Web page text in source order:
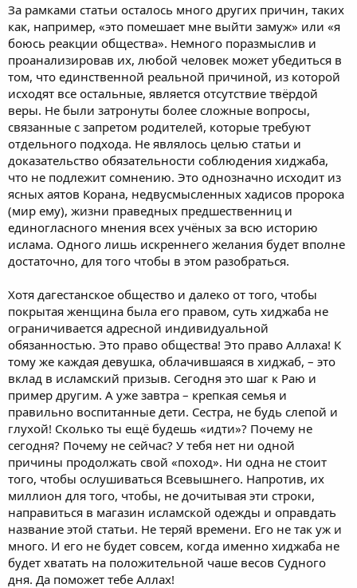
За рамками статьи осталось много других причин, таких
как, например, «это помешает мне выйти замуж» или «я
боюсь реакции общества». Немного поразмыслив и
проанализировав их, любой человек может убедиться в
том, что единственной реальной причиной, из которой
исходят все остальные, является отсутствие твёрдой
веры. Не были затронуты более сложные вопросы,
связанные с запретом родителей, которые требуют
отдельного подхода. Не являлось целью статьи и
доказательство обязательности соблюдения хиджаба,
что не подлежит сомнению. Это однозначно исходит из
ясных аятов Корана, недвусмысленных хадисов пророка
(мир ему), жизни праведных предшественниц и
единогласного мнения всех учёных за всю историю
ислама. Одного лишь искреннего желания будет вполне
достаточно, для того чтобы в этом разобраться.
Хотя дагестанское общество и далеко от того, чтобы
покрытая женщина была его правом, суть хиджаба не
ограничивается адресной индивидуальной
обязанностью. Это право общества! Это право Аллаха! К
тому же каждая девушка, облачившаяся в хиджаб, – это
вклад в исламский призыв. Сегодня это шаг к Раю и
пример другим. А уже завтра – крепкая семья и
правильно воспитанные дети. Сестра, не будь слепой и
глухой! Сколько ты ещё будешь «идти»? Почему не
сегодня? Почему не сейчас? У тебя нет ни одной
причины продолжать свой «поход». Ни одна не стоит
того, чтобы ослушиваться Всевышнего. Напротив, их
миллион для того, чтобы, не дочитывая эти строки,
направиться в магазин исламской одежды и оправдать
название этой статьи. Не теряй времени. Его не так уж и
много. И его не будет совсем, когда именно хиджаба не
будет хватать на положительной чаше весов Судного
дня. Да поможет тебе Аллах!